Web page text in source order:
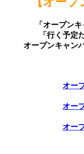
「オープン
「行く予定
オープンキャン
オー
オー
オー